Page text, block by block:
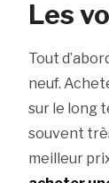
Les
Tout
neuf.
sur le long
souvent
meilleur